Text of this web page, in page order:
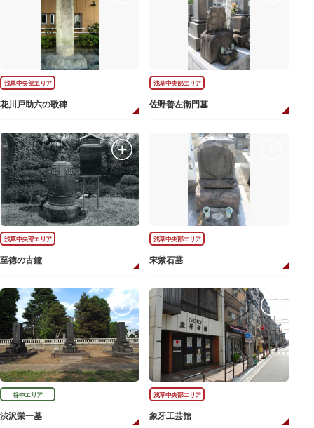
浅草中央部エリア
花川戸助六の歌碑
浅草中央部エリア
佐野善左衛門墓
浅草中央部エリア
至徳の古鐘
浅草中央部エリア
宋紫石墓
谷中エリア
渋沢栄一墓
浅草中央部エリア
象牙工芸館